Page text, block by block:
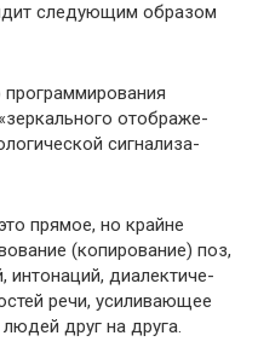
следующим обра­зом
программирования
отображе­
сигнализа­
прямое, но крайне
(копирование) поз,
интонаций, диалектиче­
речи, усиливающее
друг на друга.